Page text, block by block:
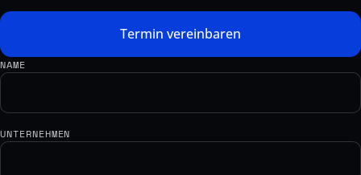
Termin vereinbaren
NAME
UNTERNEHMEN